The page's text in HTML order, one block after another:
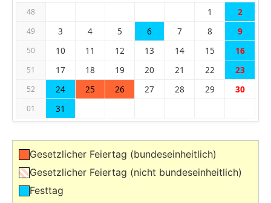
48 1 2
49 3 4 5 6 7 8 9
50 10 11 12 13 14 15 16
51 17 18 19 20 21 22 23
52 24 25 26 27 28 29 30
01 31
Gesetzlicher Feiertag (bundeseinheitlich)
Gesetzlicher Feiertag (nicht bundeseinheitlich)
Festtag